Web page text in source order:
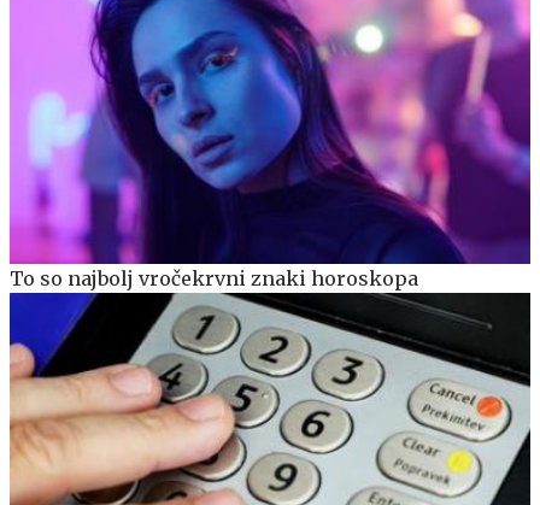
To so najbolj vročekrvni znaki horoskopa